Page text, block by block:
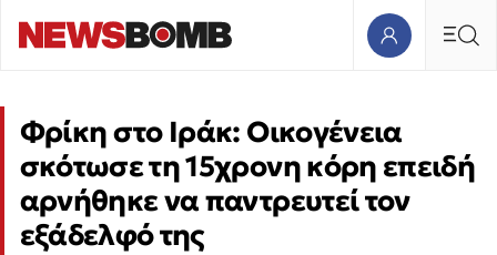
Φρίκη στο Ιράκ: Οικογένεια
σκότωσε τη 15χρονη κόρη επειδή
αρνήθηκε να παντρευτεί τον
εξάδελφό της